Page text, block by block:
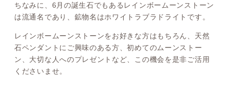
ちなみに、6月の誕生石でもあるレインボームーンストーン
は流通名であり、鉱物名はホワイトラブラドライトです。
レインボームーンストーンをお好きな方はもちろん、天然
石ペンダントにご興味のある方、初めてのムーンストー
ン、大切な人へのプレゼントなど、この機会を是非ご活用
くださいませ。